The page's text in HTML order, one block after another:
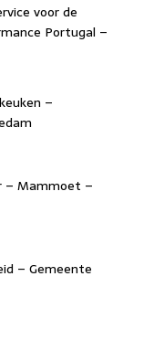
voor de
Portugal –
–
– Mammoet –
– Gemeente